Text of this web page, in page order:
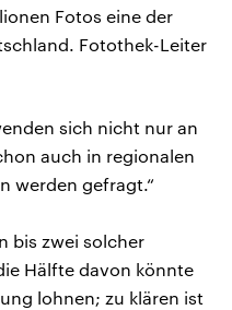
Fotos eine der
Fotothek-Leiter
sich nicht nur an
auch in regionalen
werden gefragt.“
bis zwei solcher
Hälfte davon könnte
lohnen; zu klären ist